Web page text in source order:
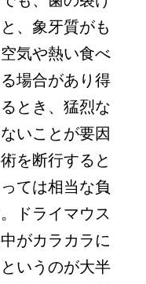
、象牙質がも
気や熱い食べ
場合があり得
とき、猛烈な
いことが要因
を断行すると
ては相当な負
ドライマウス
がカラカラに
いうのが大半